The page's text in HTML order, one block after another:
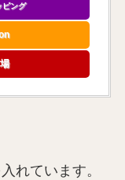
ピング
れています。